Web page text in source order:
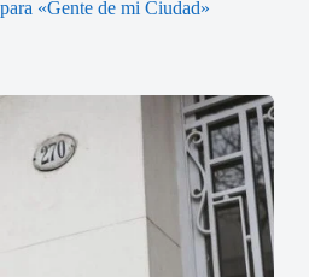
«Gente de mi Ciudad»